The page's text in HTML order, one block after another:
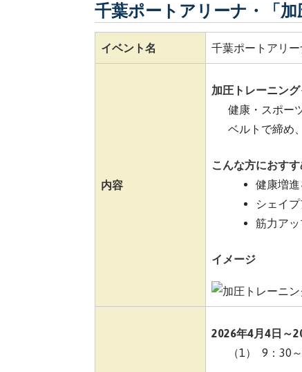
千葉ポートアリーナ・「加
イベント名 千葉ポートアリー
内容
加圧トレーニング
健康・スポー
ベルトで締め
こんな方におす
健康増
シェイ
筋力ア
イメージ
2026年4月4日～
（1） 9：30